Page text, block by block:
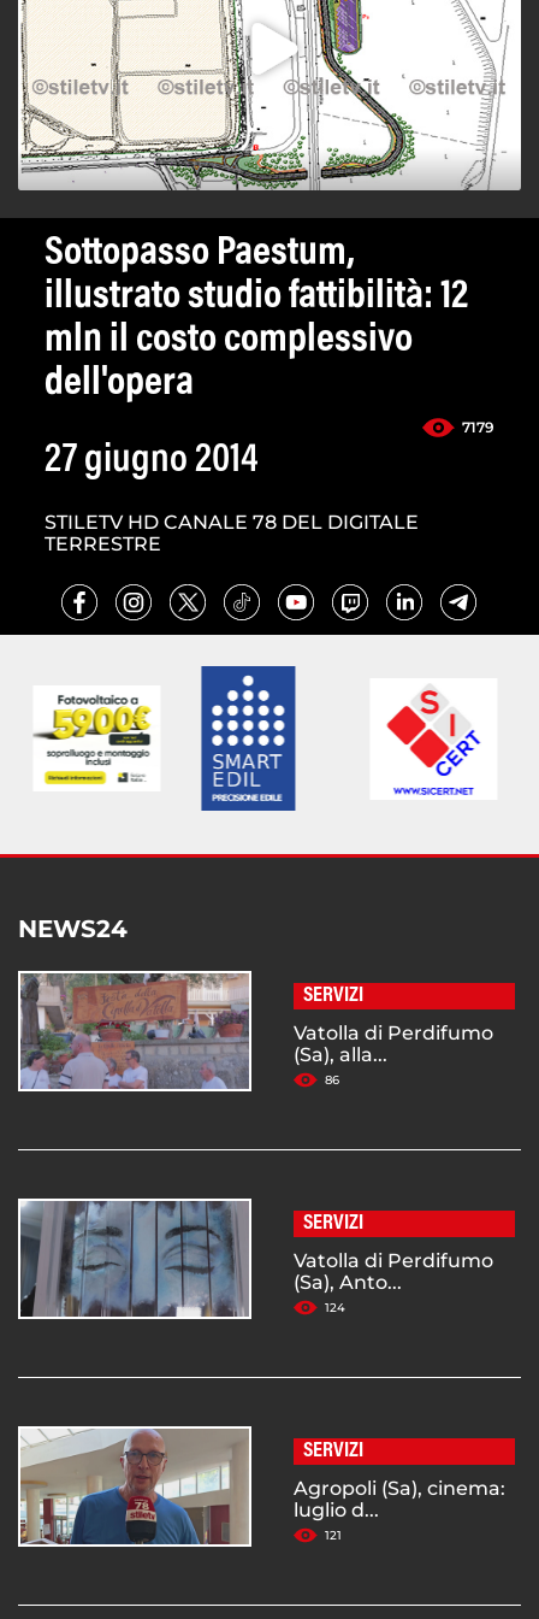
Sottopasso Paestum,
illustrato studio fattibilità: 12
mln il costo complessivo
dell'opera
7179
27 giugno 2014
STILETV HD CANALE 78 DEL DIGITALE
TERRESTRE
NEWS24
SERVIZI
Vatolla di Perdifumo
(Sa), alla...
86
SERVIZI
Vatolla di Perdifumo
(Sa), Anto...
124
SERVIZI
Agropoli (Sa), cinema:
luglio d...
121